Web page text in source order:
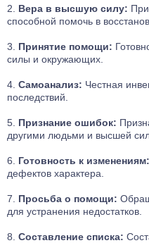
Вера в высшую силу:
способной помочь в
Принятие помощи:
силы и окружающих.
Самоанализ: Честная
последствий.
Признание ошибок:
другими людьми и высшей
Готовность к изменениям:
дефектов характера.
Просьба о помощи:
для устранения недостатков.
Составление списка: